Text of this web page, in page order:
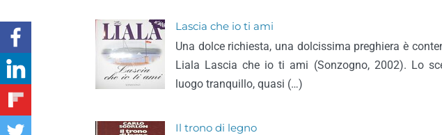
Lascia che io ti ami
Una dolce richiesta, una dolcissima preghiera è
Liala Lascia che io ti ami (Sonzogno, 2002). Lo
luogo tranquillo, quasi (…)
Il trono di legno